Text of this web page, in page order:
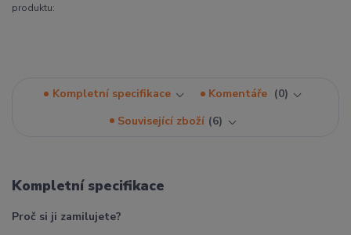
produktu:
Kompletní specifikace Komentáře
0
Související zboží 6
Kompletní specifikace
Proč si ji zamilujete?